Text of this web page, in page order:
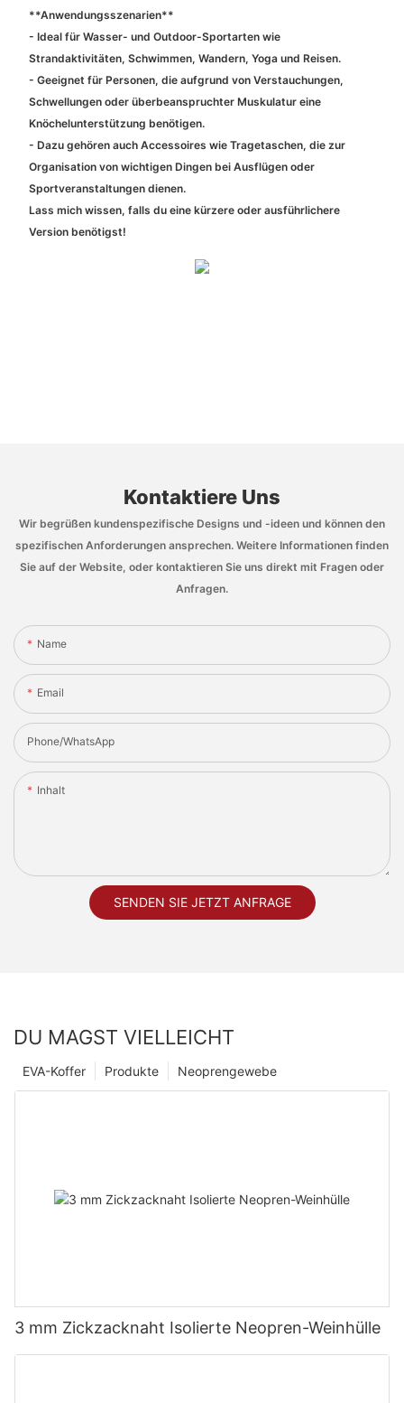
**Anwendungsszenarien**
- Ideal für Wasser- und Outdoor-Sportarten wie
Strandaktivitäten, Schwimmen, Wandern, Yoga und Reisen.
- Geeignet für Personen, die aufgrund von Verstauchungen,
Schwellungen oder überbeanspruchter Muskulatur eine
Knöchelunterstützung benötigen.
- Dazu gehören auch Accessoires wie Tragetaschen, die zur
Organisation von wichtigen Dingen bei Ausflügen oder
Sportveranstaltungen dienen.
Lass mich wissen, falls du eine kürzere oder ausführlichere
Version benötigst!
Kontaktiere Uns
Wir begrüßen kundenspezifische Designs und -ideen und können den
spezifischen Anforderungen ansprechen. Weitere Informationen finden
Sie auf der Website, oder kontaktieren Sie uns direkt mit Fragen oder
Anfragen.
Name
Email
Phone/whatsApp
Inhalt
SENDEN SIE JETZT ANFRAGE
DU MAGST VIELLEICHT
Neoprengewebe
Produkte
EVA-Koffer
3 mm Zickzacknaht Isolierte Neopren-Weinhülle